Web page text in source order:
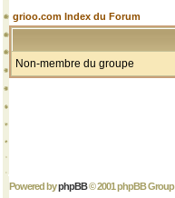
grioo.com Index du Forum
Non-membre du groupe
Powered byphpBB© 2001 phpBB Group